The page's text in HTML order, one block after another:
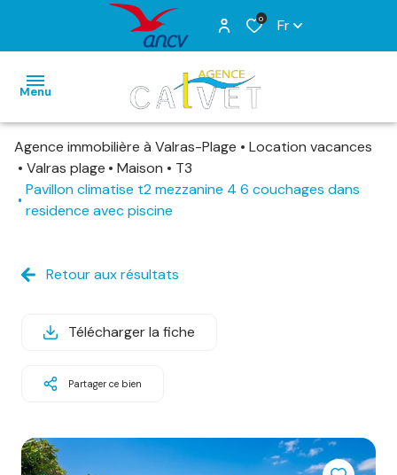
0 Fr
Menu
ACCUEIL
VENTES
ESTIMATION
E-MAIL
Agence immobilière à Valras-Plage
Location vacances
Valras plage
Maison
T3
Pavillon climatise t2 mezzanine 4 6 couchages dans
residence avec piscine
Retour aux résultats
Télécharger la fiche
Partager ce bien